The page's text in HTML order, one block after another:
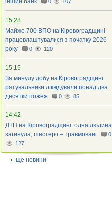
інший банк
0 107
15:28
Майже 700 ВПО на Кіровоградщині
працевлаштувалися з початку 2026
року
0 120
15:15
За минулу добу на Кіровоградщині
рятувальники ліквідували понад два
десятки пожеж
0 85
14:42
ДТП на Кіровоградщині: одна людина
загинула, шестеро – травмовані
0
127
ще новини